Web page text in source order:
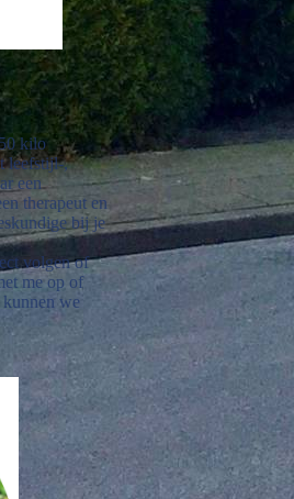
kilo
leefstijl-,
een
therapeut en
bij je
volgen of
me op of
kunnen we